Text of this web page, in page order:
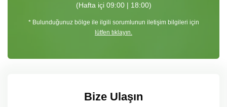
(Hafta içi 09:00 | 18:00)
* Bulunduğunuz bölge ile ilgili sorumlunun iletişim bilgileri için
lütfen tıklayın.
Bize Ulaşın